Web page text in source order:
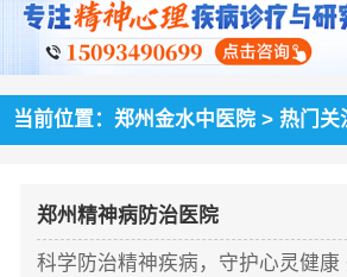
当前位置：郑州金水中医院 >热门关
郑州精神病防治医院
科学防治精神疾病，守护心灵健康